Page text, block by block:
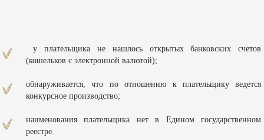
у плательщика не нашлось открытых банковских счетов
(кошельков с электронной валютой);
обнаруживается, что по отношению к плательщику ведется
конкурсное производство;
наименования плательщика нет в Едином государственном
реестре.